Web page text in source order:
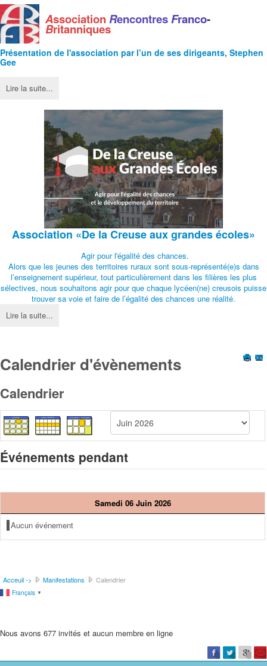
AssociationRencontresFranco-
Britanniques
Présentation de l'association par l’un de ses dirigeants, Stephen
Gee
Lire la suite...
Association «De la Creuse aux grandes écoles»
Agir pour l'égalité des chances.
Alors que les jeunes des territoires ruraux sont sous-représenté(e)s dans
l’enseignement supérieur, tout particulièrement dans les filières les plus
sélectives, nous souhaitons agir pour que chaque lycéen(ne) creusois puisse
trouver sa voie et faire de l’égalité des chances une réalité.
Lire la suite...
Calendrier d'évènements
Calendrier
Événements pendant
Samedi 06 Juin 2026
Aucun événement
Acceuil -> Manifestations Calendrier
Français ▼
Nous avons 677 invités et aucun membre en ligne